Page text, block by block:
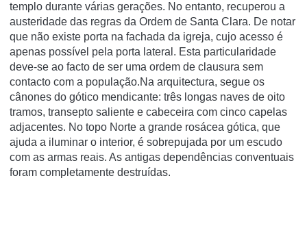
templo durante várias gerações. No entanto, recuperou a
austeridade das regras da Ordem de Santa Clara. De notar
que não existe porta na fachada da igreja, cujo acesso é
apenas possível pela porta lateral. Esta particularidade
deve-se ao facto de ser uma ordem de clausura sem
contacto com a população.Na arquitectura, segue os
cânones do gótico mendicante: três longas naves de oito
tramos, transepto saliente e cabeceira com cinco capelas
adjacentes. No topo Norte a grande rosácea gótica, que
ajuda a iluminar o interior, é sobrepujada por um escudo
com as armas reais. As antigas dependências conventuais
foram completamente destruídas.